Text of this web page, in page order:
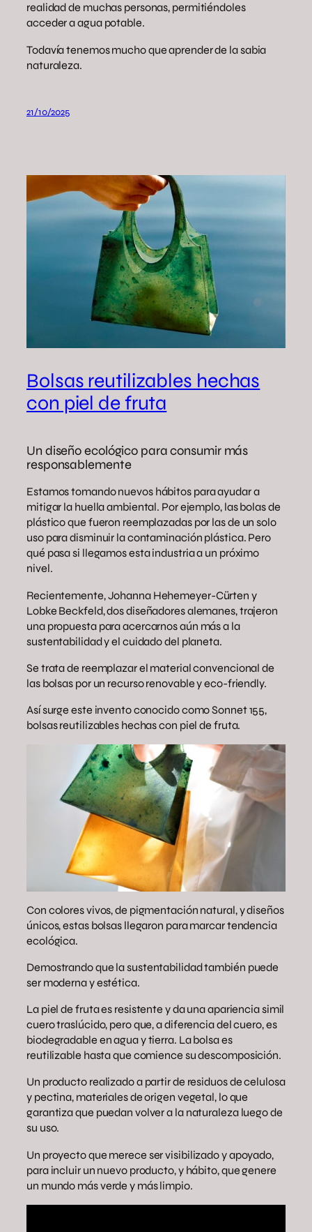
realidad de muchas personas, permitiéndoles
acceder a agua potable.
Todavía tenemos mucho que aprender de la sabia
naturaleza.
21/10/2025
Bolsas reutilizables hechas
con piel de fruta
Un diseño ecológico para consumir más
responsablemente
Estamos tomando nuevos hábitos para ayudar a
mitigar la huella ambiental. Por ejemplo, las bolas de
plástico que fueron reemplazadas por las de un solo
uso para disminuir la contaminación plástica. Pero
qué pasa si llegamos esta industria a un próximo
nivel.
Recientemente, Johanna Hehemeyer-Cürten y
Lobke Beckfeld, dos diseñadores alemanes, trajeron
una propuesta para acercarnos aún más a la
sustentabilidad y el cuidado del planeta.
Se trata de reemplazar el material convencional de
las bolsas por un recurso renovable y eco-friendly.
Así surge este invento conocido como Sonnet 155,
bolsas reutilizables hechas con piel de fruta.
Con colores vivos, de pigmentación natural, y diseños
únicos, estas bolsas llegaron para marcar tendencia
ecológica.
Demostrando que la sustentabilidad también puede
ser moderna y estética.
La piel de fruta es resistente y da una apariencia simil
cuero traslúcido, pero que, a diferencia del cuero, es
biodegradable en agua y tierra. La bolsa es
reutilizable hasta que comience su descomposición.
Un producto realizado a partir de residuos de celulosa
y pectina, materiales de origen vegetal, lo que
garantiza que puedan volver a la naturaleza luego de
su uso.
Un proyecto que merece ser visibilizado y apoyado,
para incluir un nuevo producto, y hábito, que genere
un mundo más verde y más limpio.